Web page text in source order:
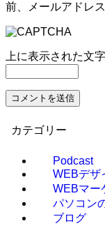
前、メールアドレ
上に表示された文
カテゴリー
Podcast
WEBデザ
WEBマー
パソコン
ブログ